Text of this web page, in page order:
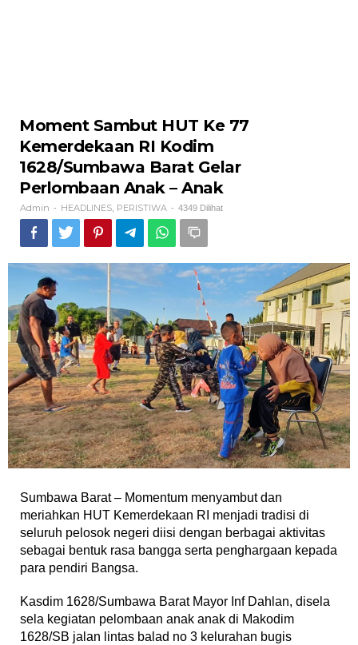
Moment Sambut HUT Ke 77
Kemerdekaan RI Kodim
1628/Sumbawa Barat Gelar
Perlombaan Anak – Anak
Admin - HEADLINES PERISTIWA - 4349 Dilihat
Sumbawa Barat – Momentum menyambut dan
meriahkan HUT Kemerdekaan RI menjadi tradisi di
seluruh pelosok negeri diisi dengan berbagai aktivitas
sebagai bentuk rasa bangga serta penghargaan kepada
para pendiri Bangsa.
Kasdim 1628/Sumbawa Barat Mayor Inf Dahlan, disela
sela kegiatan pelombaan anak anak di Makodim
1628/SB jalan lintas balad no 3 kelurahan bugis